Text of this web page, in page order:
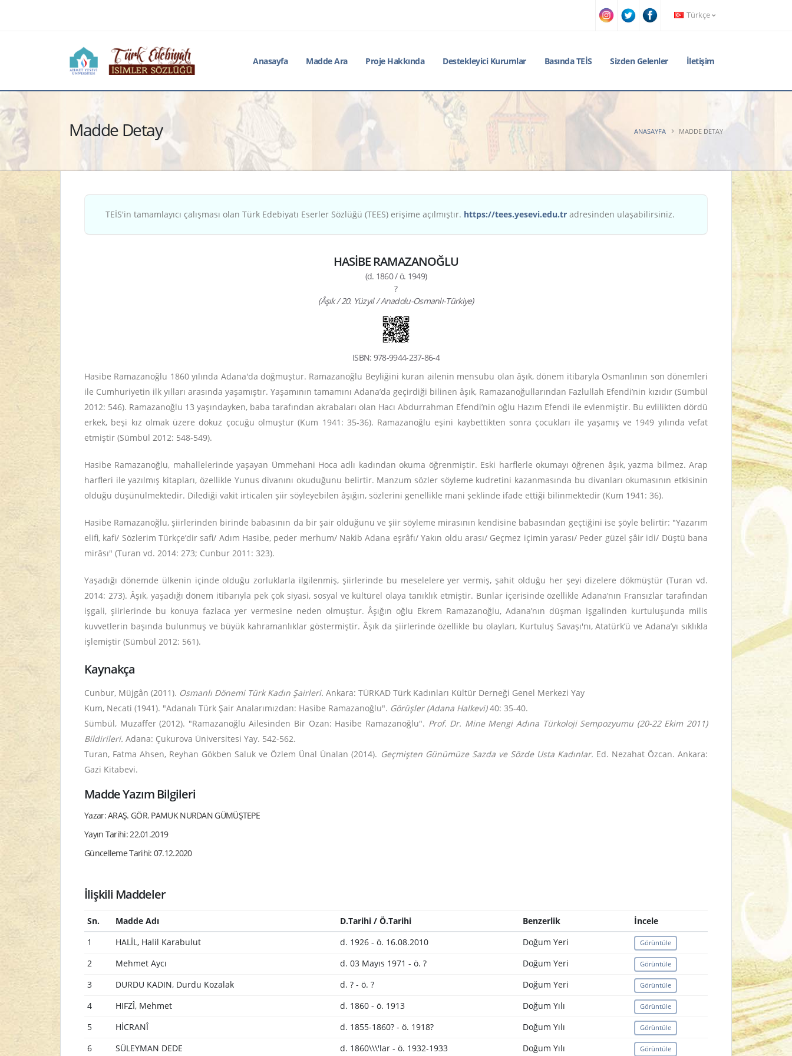
Türkçe
Anasayfa Madde Ara Proje Hakkında Destekleyici Kurumlar Basında TEİS Sizden Gelenler İletişim
Madde Detay ANASAYFA MADDE DETAY
TEİS'in tamamlayıcı çalışması olan Türk Edebiyatı Eserler Sözlüğü (TEES) erişime açılmıştır. https://tees.yesevi.edu.tr adresinden ulaşabilirsiniz.
HASİBE RAMAZANOĞLU
(d. 1860 / ö. 1949)
?
(Âşık / 20. Yüzyıl / Anadolu-Osmanlı-Türkiye)
ISBN: 978-9944-237-86-4
Hasibe Ramazanoğlu 1860 yılında Adana'da doğmuştur. Ramazanoğlu Beyliğini kuran ailenin mensubu olan âşık, dönem itibaryla Osmanlının son dönemleri
ile Cumhuriyetin ilk yılları arasında yaşamıştır. Yaşamının tamamını Adana’da geçirdiği bilinen âşık, Ramazanoğullarından Fazlullah Efendi’nin kızıdır (Sümbül
2012: 546). Ramazanoğlu 13 yaşındayken, baba tarafından akrabaları olan Hacı Abdurrahman Efendi’nin oğlu Hazım Efendi ile evlenmiştir. Bu evlilikten dördü
erkek, beşi kız olmak üzere dokuz çocuğu olmuştur (Kum 1941: 35-36). Ramazanoğlu eşini kaybettikten sonra çocukları ile yaşamış ve 1949 yılında vefat
etmiştir (Sümbül 2012: 548-549).
Hasibe Ramazanoğlu, mahallelerinde yaşayan Ümmehani Hoca adlı kadından okuma öğrenmiştir. Eski harflerle okumayı öğrenen âşık, yazma bilmez. Arap
harfleri ile yazılmış kitapları, özellikle Yunus divanını okuduğunu belirtir. Manzum sözler söyleme kudretini kazanmasında bu divanları okumasının etkisinin
olduğu düşünülmektedir. Dilediği vakit irticalen şiir söyleyebilen âşığın, sözlerini genellikle mani şeklinde ifade ettiği bilinmektedir (Kum 1941: 36).
Hasibe Ramazanoğlu, şiirlerinden birinde babasının da bir şair olduğunu ve şiir söyleme mirasının kendisine babasından geçtiğini ise şöyle belirtir: "Yazarım
elifi, kafi/ Sözlerim Türkçe’dir safi/ Adım Hasibe, peder merhum/ Nakib Adana eşrâfı/ Yakın oldu arası/ Geçmez içimin yarası/ Peder güzel şâir idi/ Düştü bana
mirâsı" (Turan vd. 2014: 273; Cunbur 2011: 323).
Yaşadığı dönemde ülkenin içinde olduğu zorluklarla ilgilenmiş, şiirlerinde bu meselelere yer vermiş, şahit olduğu her şeyi dizelere dökmüştür (Turan vd.
2014: 273). Âşık, yaşadığı dönem itibarıyla pek çok siyasi, sosyal ve kültürel olaya tanıklık etmiştir. Bunlar içerisinde özellikle Adana’nın Fransızlar tarafından
işgali, şiirlerinde bu konuya fazlaca yer vermesine neden olmuştur. Âşığın oğlu Ekrem Ramazanoğlu, Adana’nın düşman işgalinden kurtuluşunda milis
kuvvetlerin başında bulunmuş ve büyük kahramanlıklar göstermiştir. Âşık da şiirlerinde özellikle bu olayları, Kurtuluş Savaşı'nı, Atatürk’ü ve Adana’yı sıklıkla
işlemiştir (Sümbül 2012: 561).
Kaynakça
Cunbur, Müjgân (2011). Osmanlı Dönemi Türk Kadın Şairleri. Ankara: TÜRKAD Türk Kadınları Kültür Derneği Genel Merkezi Yay
Kum, Necati (1941). "Adanalı Türk Şair Analarımızdan: Hasibe Ramazanoğlu". Görüşler (Adana Halkevi)40: 35-40.
Sümbül, Muzaffer (2012). "Ramazanoğlu Ailesinden Bir Ozan: Hasibe Ramazanoğlu". Prof. Dr. Mine Mengi Adına Türkoloji Sempozyumu (20-22 Ekim 2011)
Bildirileri. Adana: Çukurova Üniversitesi Yay. 542-562.
Turan, Fatma Ahsen, Reyhan Gökben Saluk ve Özlem Ünal Ünalan (2014). Geçmişten Günümüze Sazda ve Sözde Usta Kadınlar. Ed. Nezahat Özcan. Ankara:
Gazi Kitabevi.
Madde Yazım Bilgileri
Yazar: ARAŞ. GÖR. PAMUK NURDAN GÜMÜŞTEPE
Yayın Tarihi: 22.01.2019
Güncelleme Tarihi: 07.12.2020
İlişkili Maddeler
Sn. Madde Adı D.Tarihi / Ö.Tarihi Benzerlik
İncele
1
HALİL, Halil Karabulut d. 1926 - ö. 16.08.2010 Doğum Yeri Görüntüle
2 Mehmet Aycı d. 03 Mayıs 1971 - ö. ? Doğum Yeri Görüntüle
3 DURDU KADIN, Durdu Kozalak d. ? - ö. ? Doğum Yeri Görüntüle
4 HIFZÎ, Mehmet d. 1860 - ö. 1913 Doğum Yılı Görüntüle
5 HİCRANÎ d. 1855-1860? - ö. 1918? Doğum Yılı Görüntüle
6 SÜLEYMAN DEDE d. 1860\\\'lar - ö. 1932-1933 Doğum Yılı Görüntüle